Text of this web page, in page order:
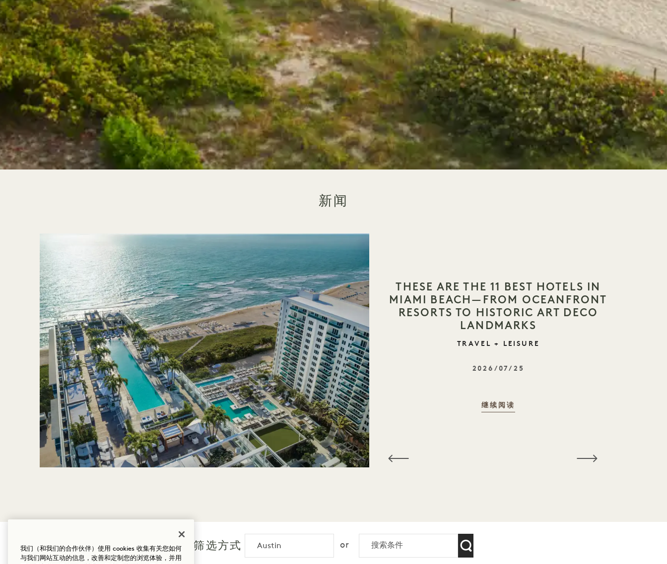
新闻
THESE ARE THE 11 BEST HOTELS IN
MIAMI BEACH—FROM OCEANFRONT
RESORTS TO HISTORIC ART DECO
LANDMARKS
TRAVEL + LEISURE
2026/07/25
继续阅读
筛选方式
我们（和我们的合作伙伴）使用 cookies 收集有关您如何
与我们网站互动的信息，改善和定制您的浏览体验，并用